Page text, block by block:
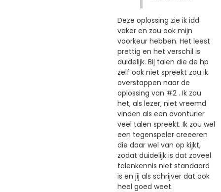
Deze oplossing zie ik idd
vaker en zou ook mijn
voorkeur hebben. Het leest
prettig en het verschil is
duidelijk. Bij talen die de hp
zelf ook niet spreekt zou ik
overstappen naar de
oplossing van #2 . Ik zou
het, als lezer, niet vreemd
vinden als een avonturier
veel talen spreekt. Ik zou wel
een tegenspeler creeeren
die daar wel van op kijkt,
zodat duidelijk is dat zoveel
talenkennis niet standaard
is en jij als schrijver dat ook
heel goed weet.